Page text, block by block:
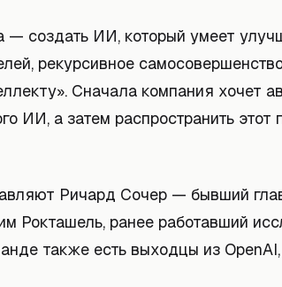
— создать ИИ, который умеет
рекурсивное
Сначала компания хочет
ИИ, а затем распространить этот
Ричард Сочер — бывший
Рокташель, ранее работавший
также есть выходцы из